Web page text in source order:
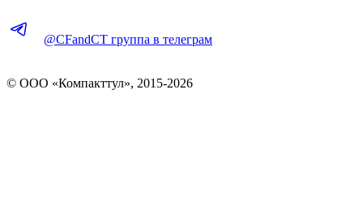
@CFandCT группа в телеграм
© OOO «Компакттул», 2015-2026